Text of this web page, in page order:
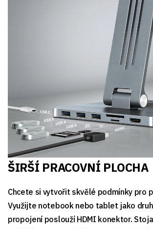
ŠIRŠÍ PRACOVNÍ PLOCHA
Chcete si vytvořit skvělé podmínky pro
Využijte notebook nebo tablet jako
propojení poslouží HDMI konektor.